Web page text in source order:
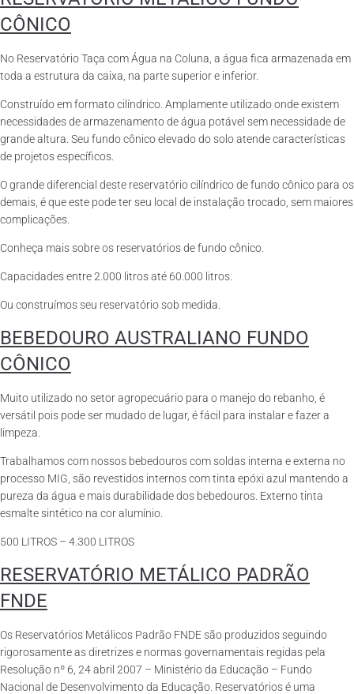
CÔNICO
No Reservatório Taça com Água na Coluna, a água fica armazenada em
toda a estrutura da caixa, na parte superior e inferior.
Construído em formato cilíndrico. Amplamente utilizado onde existem
necessidades de armazenamento de água potável sem necessidade de
grande altura. Seu fundo cônico elevado do solo atende características
de projetos específicos.
O grande diferencial deste reservatório cilíndrico de fundo cônico para os
demais, é que este pode ter seu local de instalação trocado, sem maiores
complicações.
Conheça mais sobre os reservatórios de fundo cônico.
Capacidades entre 2.000 litros até 60.000 litros.
Ou construímos seu reservatório sob medida.
BEBEDOURO AUSTRALIANO FUNDO
CÔNICO
Muito utilizado no setor agropecuário para o manejo do rebanho, é
versátil pois pode ser mudado de lugar, é fácil para instalar e fazer a
limpeza.
Trabalhamos com nossos bebedouros com soldas interna e externa no
processo MIG, são revestidos internos com tinta epóxi azul mantendo a
pureza da água e mais durabilidade dos bebedouros. Externo tinta
esmalte sintético na cor alumínio.
500 LITROS – 4.300 LITROS
RESERVATÓRIO METÁLICO PADRÃO
FNDE
Os Reservatórios Metálicos Padrão FNDE são produzidos seguindo
rigorosamente as diretrizes e normas governamentais regidas pela
Resolução nº 6, 24 abril 2007 – Ministério da Educação – Fundo
Nacional de Desenvolvimento da Educação. Reservatórios é uma